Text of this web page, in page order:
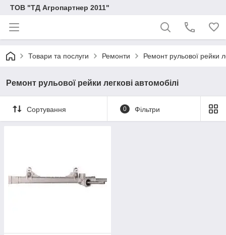
ТОВ "ТД Агропартнер 2011"
Товари та послуги Ремонти Ремонт рульової рейки
Ремонт рульової рейки легкові автомобілі
Сортування 0 Фільтри